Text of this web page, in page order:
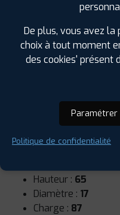
Saison :
4 Saisons
Hauteur : 65
Diamètre : 17
Charge : 87
De plus, vous avez
choix à tout moment
des cookies' présent
Paramétrer
Politique de confidentialité